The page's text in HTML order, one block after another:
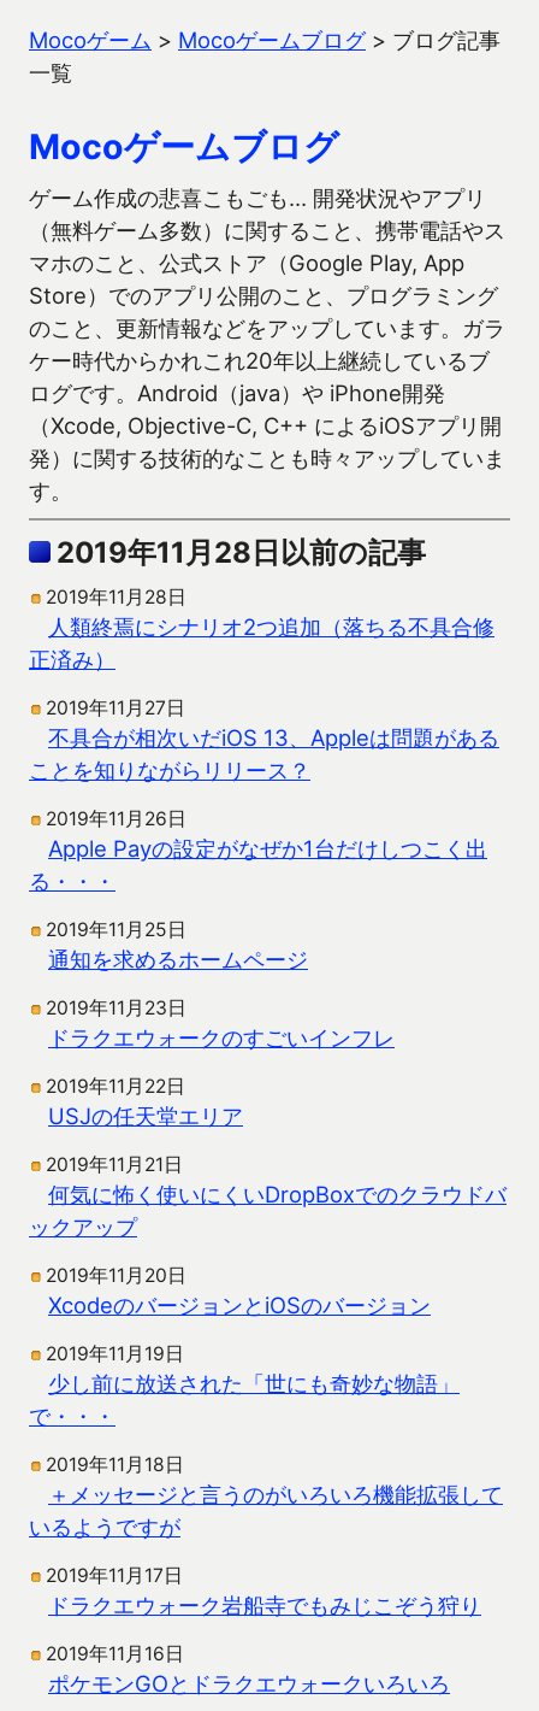
Mocoゲーム > Mocoゲームブログ> ブログ記事
一覧
Mocoゲームブログ
ゲーム作成の悲喜こもごも… 開発状況やアプリ
（無料ゲーム多数）に関すること、携帯電話やス
マホのこと、公式ストア（Google Play, App
Store）でのアプリ公開のこと、プログラミング
のこと、更新情報などをアップしています。ガラ
ケー時代からかれこれ20年以上継続しているブ
ログです。Android（java）や iPhone開発
（Xcode, Objective-C, C++ によるiOSアプリ開
発）に関する技術的なことも時々アップしていま
す。
2019年11月28日以前の記事
2019年11月28日
人類終焉にシナリオ2つ追加（落ちる不具合修
正済み）
2019年11月27日
不具合が相次いだiOS 13、Appleは問題がある
ことを知りながらリリース？
2019年11月26日
Apple Payの設定がなぜか1台だけしつこく出
る・・・
2019年11月25日
通知を求めるホームページ
2019年11月23日
ドラクエウォークのすごいインフレ
2019年11月22日
USJの任天堂エリア
2019年11月21日
何気に怖く使いにくいDropBoxでのクラウドバ
ックアップ
2019年11月20日
XcodeのバージョンとiOSのバージョン
2019年11月19日
少し前に放送された「世にも奇妙な物語」
で・・・
2019年11月18日
＋メッセージと言うのがいろいろ機能拡張して
いるようですが
2019年11月17日
ドラクエウォーク岩船寺でもみじこぞう狩り
2019年11月16日
ポケモンGOとドラクエウォークいろいろ